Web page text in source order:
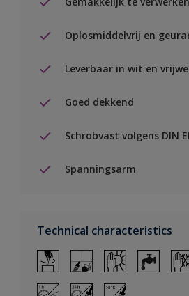
Oplosmiddelvrij en
Leverbaar in wit en
Goed dekkend
Schrobvast volgens DIN
Spanningsarm
Technical characteristics